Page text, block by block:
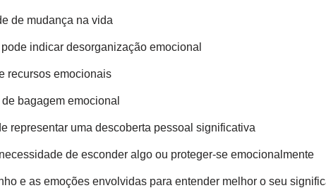
de mudança na vida
indicar desorganização emocional
recursos emocionais
bagagem emocional
representar uma descoberta pessoal significativa
de esconder algo ou proteger-se emocionalmente
e as emoções envolvidas para entender melhor o seu